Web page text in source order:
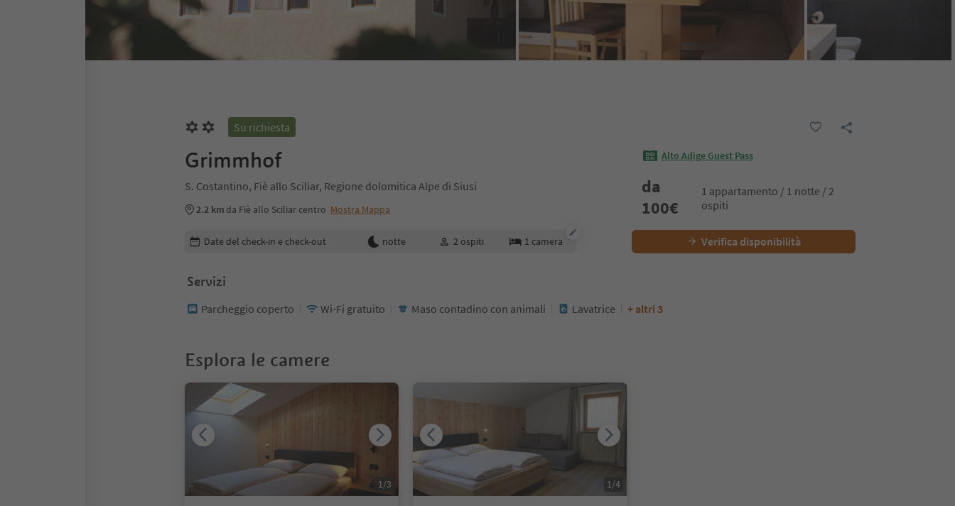
Su richiesta
Grimmhof
S. Costantino, Fiè allo Sciliar, Regione dolomitica Alpe di Siusi
2.2 km da Fiè allo Sciliar centro Mostra Mappa
Alto Adige Guest Pass
da
100€
1 appartamento / 1 notte / 2
ospiti
Modifica i dettagli della prenotazione
Date del check-in e check-out notte 2 ospiti 1 camera Verifica disponibilità
Servizi
Parcheggio coperto Wi-Fi gratuito Maso contadino con animali Lavatrice + altri 3
Esplora le camere
1 /3 1 /4